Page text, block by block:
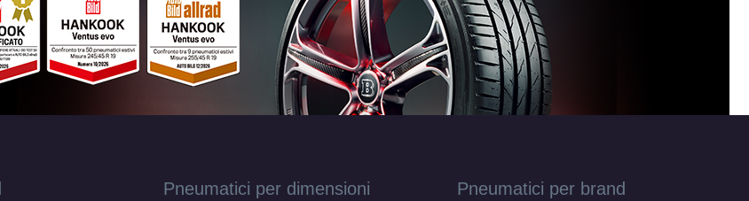
Pneumatici per dimensioni Pneumatici per brand